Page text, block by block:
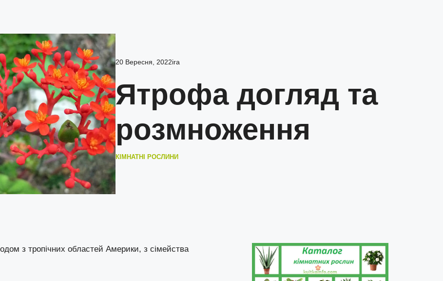
20 Вересня, 2022ira
Ятрофа догляд та
розмноження
КІМНАТНІ РОСЛИНИ
з тропічних областей Америки, з сімейства